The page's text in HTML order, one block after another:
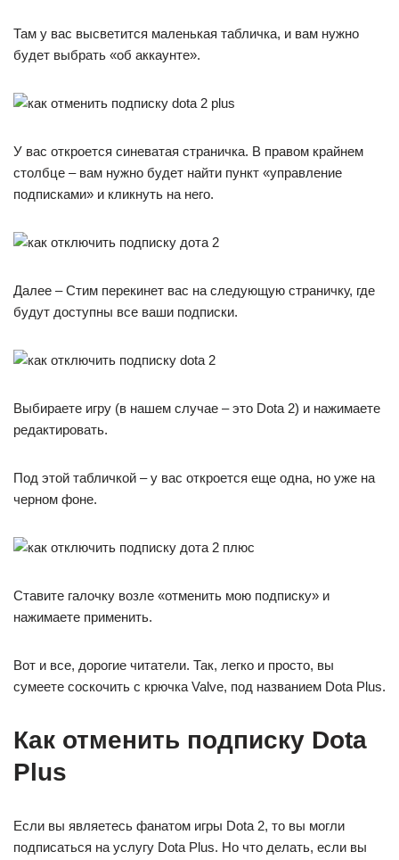
Там у вас высветится маленькая табличка, и вам нужно
будет выбрать «об аккаунте».
У вас откроется синеватая страничка. В правом крайнем
столбце – вам нужно будет найти пункт «управление
подписками» и кликнуть на него.
Далее – Стим перекинет вас на следующую страничку, где
будут доступны все ваши подписки.
Выбираете игру (в нашем случае – это Dota 2) и нажимаете
редактировать.
Под этой табличкой – у вас откроется еще одна, но уже на
черном фоне.
Ставите галочку возле «отменить мою подписку» и
нажимаете применить.
Вот и все, дорогие читатели. Так, легко и просто, вы
сумеете соскочить с крючка Valve, под названием Dota Plus.
Как отменить подписку Dota
Plus
Если вы являетесь фанатом игры Dota 2, то вы могли
подписаться на услугу Dota Plus. Но что делать, если вы